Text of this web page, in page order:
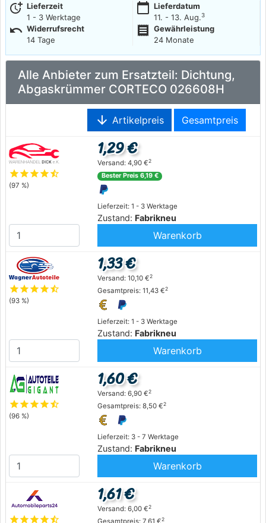
more_time Lieferzeit
1 - 3 Werktage
calendar_today Lieferdatum
11. - 13. Aug.3
undo Widerrufsrecht
14 Tage
receipt
Gewährleistung
24 Monate
Alle Anbieter zum Ersatzteil: Dichtung,
Abgaskrümmer CORTECO 026608H
arrow_downward Artikelpreis Gesamtpreis
starstarstarstarstar_half
(97 %)
Lieferzeit: 1 - 3 Werktage
Zustand: Fabrikneu
1,29 €
Versand: 4,90 €2
Bester Preis 6,19 €
Warenkorb
starstarstarstarstar_half
(93 %)
Lieferzeit: 1 - 3 Werktage
Zustand: Fabrikneu
1,33 €
Versand: 10,10 €2
Gesamtpreis: 11,43 €2
Warenkorb
starstarstarstarstar_half
(96 %)
Lieferzeit: 3 - 7 Werktage
Zustand: Fabrikneu
1,60 €
Versand: 6,90 €2
Gesamtpreis: 8,50 €2
Warenkorb
starstarstarstarstar_half
1,61 €
Versand: 6,00 €2
2